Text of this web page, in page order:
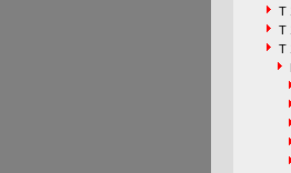
T
T
T